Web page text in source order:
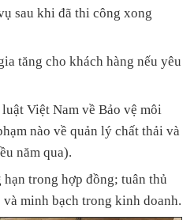
sau khi đã thi công xong
tăng cho khách hàng nếu yêu
Việt Nam về Bảo vệ môi
nào về quản lý chất thải và
năm qua).
trong hợp đồng; tuân thủ
minh bạch trong kinh doanh.